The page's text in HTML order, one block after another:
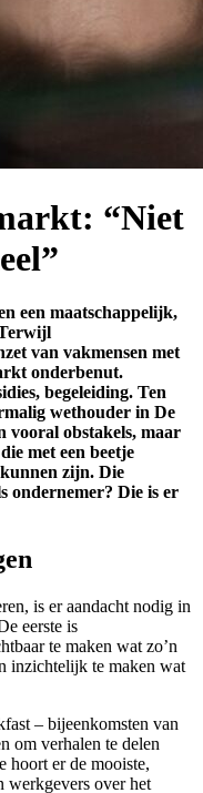
“Niet
een maatschappelijk,
van vakmensen met
onderbenut.
begeleiding. Ten
wethouder in De
vooral obstakels, maar
met een beetje
zijn. Die
ondernemer? Die is er
is er aandacht nodig in
eerste is
te maken wat zo’n
inzichtelijk te maken wat
– bijeenkomsten van
om verhalen te delen
hoort er de mooiste,
werkgevers over het